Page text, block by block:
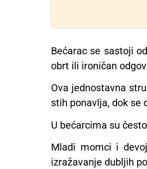
Bećarac se sastoji
obrt ili ironičan
Ova jednostavna
stih ponavlja, dok se
U bećarcima su
Mladi momci i
izražavanje dubljih